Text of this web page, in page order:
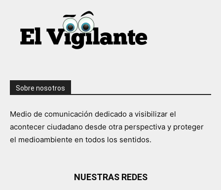
Sobre nosotros
Medio de comunicación dedicado a visibilizar el
acontecer ciudadano desde otra perspectiva y proteger
el medioambiente en todos los sentidos.
NUESTRAS REDES